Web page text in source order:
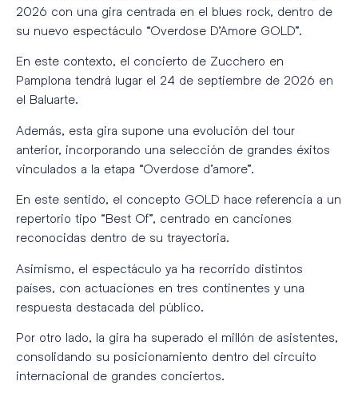
2026 con una gira centrada en el blues rock, dentro de
su nuevo espectáculo “Overdose D’Amore GOLD”.
En este contexto, el concierto de Zucchero en
Pamplona tendrá lugar el 24 de septiembre de 2026 en
el Baluarte.
Además, esta gira supone una evolución del tour
anterior, incorporando una selección de grandes éxitos
vinculados a la etapa “Overdose d’amore”.
En este sentido, el concepto GOLD hace referencia a un
repertorio tipo “Best Of”, centrado en canciones
reconocidas dentro de su trayectoria.
Asimismo, el espectáculo ya ha recorrido distintos
países, con actuaciones en tres continentes y una
respuesta destacada del público.
Por otro lado, la gira ha superado el millón de asistentes,
consolidando su posicionamiento dentro del circuito
internacional de grandes conciertos.